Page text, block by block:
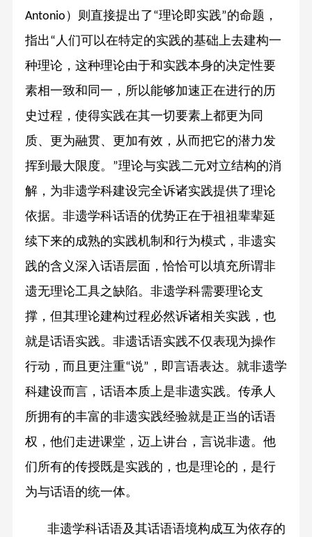
Antonio ）则直接提出了“理论即实践”的命题，
指出“ 人们可以在特定的实践的基础上去建构一
种理论，这种理论由于和实践本身的决定性要
素相一致和同一，所以能够加速正在进行的历
史过程，使得实践在其一切要素上都更为同
质、更为融贯、更加有效，从而把它的潜力发
挥到最大限度。
”理论与实践二元对立结构的消
解，为非遗学科建设完全诉诸实践提供了理论
依据。非遗学科话语的优势正在于祖祖辈辈延
续下来的成熟的实践机制和行为模式，非遗实
践的含义深入话语层面，恰恰可以填充所谓非
遗无理论工具之缺陷。非遗学科需要理论支
撑，但其理论建构过程必然诉诸相关实践，也
就是话语实践。非遗话语实践不仅表现为操作
行动，而且更注重“说” ，即言语表达。就非遗学
科建设而言，话语本质上是非遗实践。传承人
所拥有的丰富的非遗实践经验就是正当的话语
权，他们走进课堂，迈上讲台，言说非遗。他
们所有的传授既是实践的，也是理论的，是行
为与话语的统一体。
非遗学科话语及其话语语境构成互为依存的